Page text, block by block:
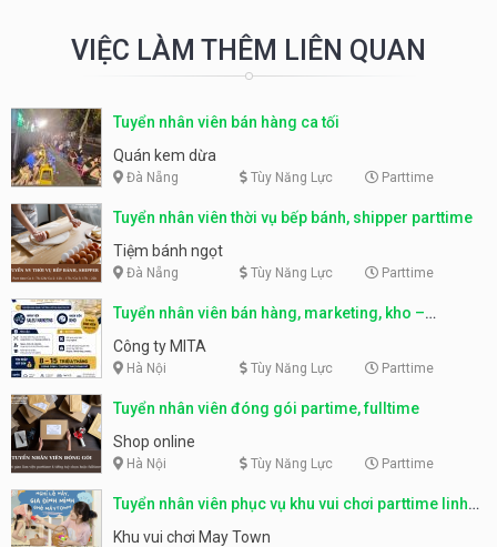
VIỆC LÀM THÊM LIÊN QUAN
Tuyển nhân viên bán hàng ca tối
Quán kem dừa
Đà Nẵng Tùy Năng Lực Parttime
Tuyển nhân viên thời vụ bếp bánh, shipper parttime
Tiệm bánh ngọt
Đà Nẵng Tùy Năng Lực Parttime
Tuyển nhân viên bán hàng, marketing, kho –
parttime, fulltime
Công ty MITA
Hà Nội Tùy Năng Lực Parttime
Tuyển nhân viên đóng gói partime, fulltime
Shop online
Hà Nội Tùy Năng Lực Parttime
Tuyển nhân viên phục vụ khu vui chơi parttime linh
động
Khu vui chơi May Town